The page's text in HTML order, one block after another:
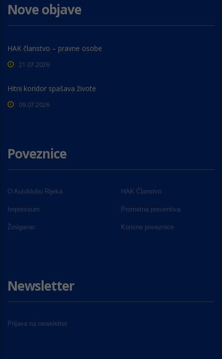
Nove objave
HAK članstvo – pravne osobe
21.07.2026
Hitni koridor spašava živote
09.07.2026
Poveznice
O Autoklubu Rijeka HAK Članstvo
Impressum Prometna preventiva
Žmigavac Korisne poveznice
Newsletter
Prijava na newsletter